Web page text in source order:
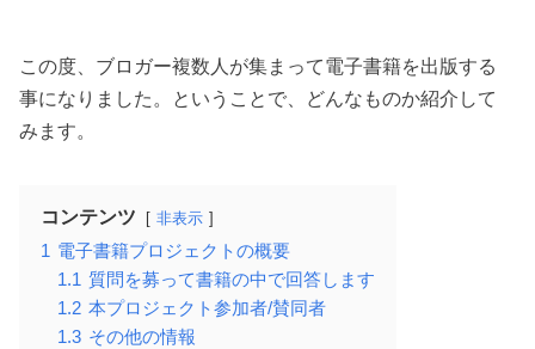
この度、ブロガー複数人が集まって電子書籍を出版する
事になりました。ということで、どんなものか紹介して
みます。
コンテンツ 非表示
1 電子書籍プロジェクトの概要
1.1 質問を募って書籍の中で回答します
1.2 本プロジェクト参加者/賛同者
1.3 その他の情報